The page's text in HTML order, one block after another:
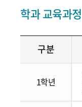
학과 교육과정
구분
1학년